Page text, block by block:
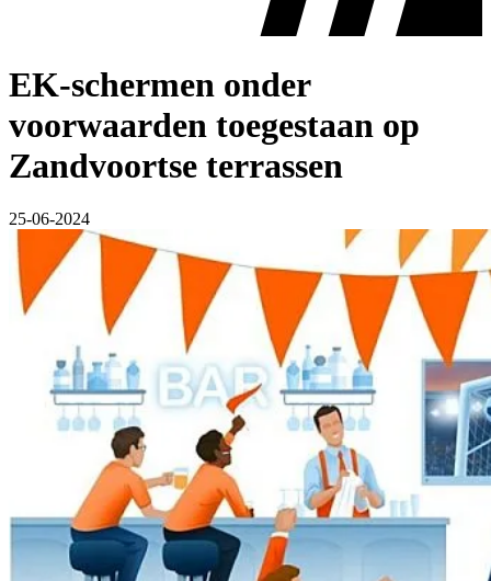
EK-schermen onder
voorwaarden toegestaan op
Zandvoortse terrassen
25-06-2024